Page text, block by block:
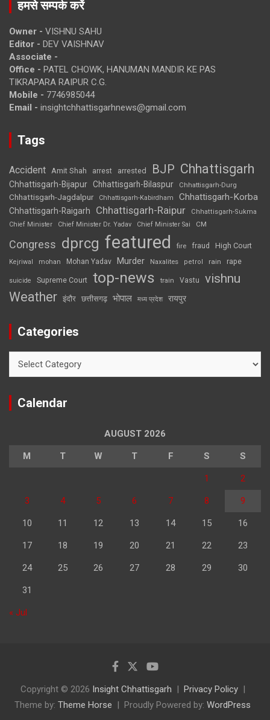
हमसे सम्पर्क करें
Owner - VISHNU SAHU
Editor - DEV VAISHNAV
Associate -
Office - PATEL CHOWK, HANUMAN MANDIR KE PAS
TIKRAPARA RAIPUR C.G.
Mobile - 7746985044
Email - insightchhattisgarhnews@gmail.com
Tags
Accident Amit Shah arrest arrested BJP Chhattisgarh
Chhattisgarh-Bijapur Chhattisgarh-Bilaspur Chhattisgarh-Durg
Chhattisgarh-Jagdalpur Chhattisgarh-Kabirdham Chhattisgarh-Korba
Chhattisgarh-Raigarh Chhattisgarh-Raipur
Chhattisgarh-Sukma
Chief Minister
Chief Minister Dr. Yadav Chief Minister Sai CM
Congress dprcg featured fire fraud High Court
Kejriwal mohan Mohan Yadav Murder Naxalites petrol rain rape
suicide Supreme Court top-news train Vastu vishnu
Weather इंदौर छत्तीसगढ़ भोपाल मध्य प्रदेश रायपुर
Categories
Calendar
AUGUST 2026
M T W T F S S
1 2
3 4 5 6 7 8 9
10 11 12 13 14 15 16
17 18 19 20 21 22 23
24 25 26 27 28 29 30
31
« Jul
Copyright © 2026 Insight Chhattisgarh
Privacy Policy
Theme by: Theme Horse Proudly Powered by: WordPress